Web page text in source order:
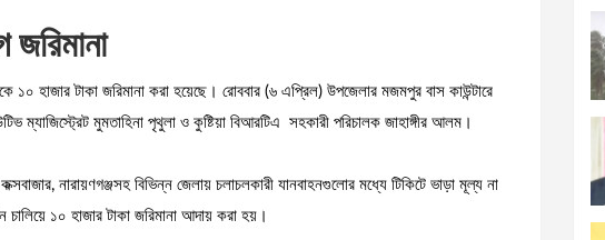
১০ হাজার টাকা জরিমানা করা হয়েছে। রোববার (৬ এপ্রিল) উপজেলার মজমপুর বাস কাউন্টারে
ম্যাজিস্ট্রেট মুমতাহিনা পৃথুলা ও কুষ্টিয়া বিআরটিএ সহকারী পরিচালক জাহাঙ্গীর আলম।
নারায়ণগঞ্জসহ বিভিন্ন জেলায় চলাচলকারী যানবাহনগুলোর মধ্যে টিকিটে ভাড়া মূল্য না
১০ হাজার টাকা জরিমানা আদায় করা হয়।